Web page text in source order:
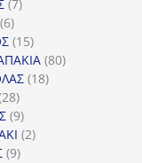
7
66
προϊόντα
1515
προϊόντα
8080
1818
2828
προϊόντα
99
προϊόντα
22
99